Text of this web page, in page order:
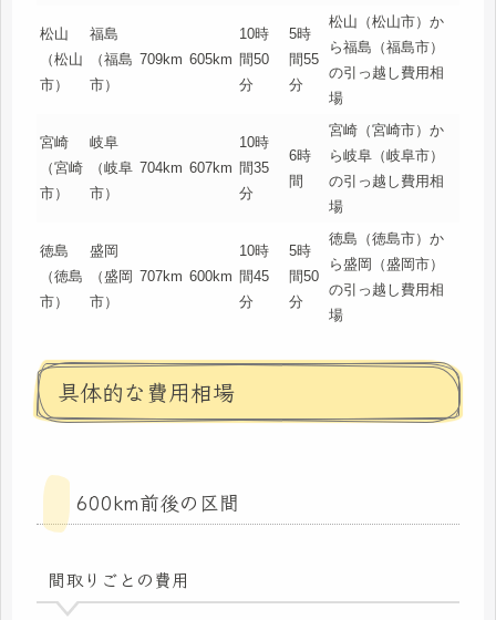
松山
（松山
市）
福島
（福島
市）
709km 605km
10時
間50
分
5時
間55
分
松山（松山市）か
ら福島（福島市）
の引っ越し費用相
場
宮崎
（宮崎
市）
岐阜
（岐阜
市）
704km 607km
10時
間35
分
6時
間
宮崎（宮崎市）か
ら岐阜（岐阜市）
の引っ越し費用相
場
徳島
（徳島
市）
盛岡
（盛岡
市）
707km 600km
10時
間45
分
5時
間50
分
徳島（徳島市）か
ら盛岡（盛岡市）
の引っ越し費用相
場
具体的な費用相場
600km前後の区間
間取りごとの費用